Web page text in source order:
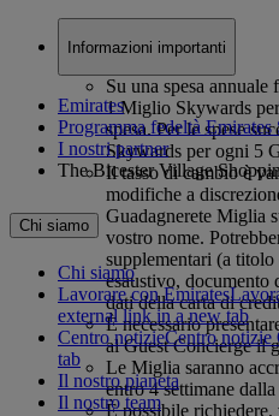
Informazioni importanti
Su una spesa
1 Miglio Skywards
spesa. Per le spese
Skywards per ogni 5
Il tasso di cambio è
modifiche a
Guadagnerete Miglia
vostro nome.
supplementari (a
esaustivo, documento
dati della carta di
È necessario
al Guest Concierge il
Le Miglia saranno
entro 4 settimane
È possibile richiedere,
Emirates
Programma fedeltà Emirates
I nostri partner
The Bicester Village
Chi siamo
Chi siamo
Lavorare con Emirates
external link in a new tab
Centro notizieCentro notizie
tab
Il nostro pianeta
Il nostro team